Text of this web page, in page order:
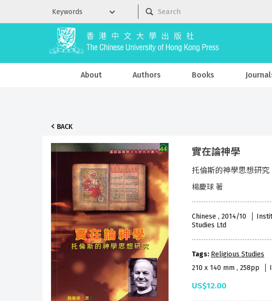
About Authors Books
BACK
實在論神學
托倫斯的神學思想研究
楊慶球 著
Chinese , 2014/10
Studies Ltd
Tags: Religious Studies
210 x 140 mm , 258pp
US$12.00